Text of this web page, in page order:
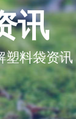
讯
塑料袋资讯